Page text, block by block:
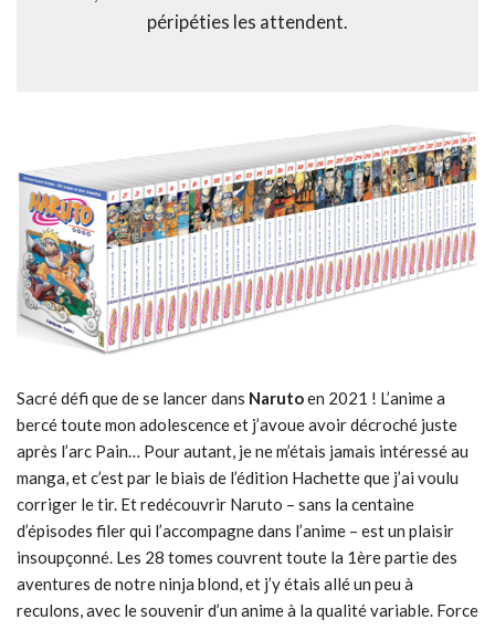
péripéties les attendent.
Sacré défi que de se lancer dans Narutoen 2021 ! L’anime a
bercé toute mon adolescence et j’avoue avoir décroché juste
après l’arc Pain… Pour autant, je ne m’étais jamais intéressé au
manga, et c’est par le biais de l’édition Hachette que j’ai voulu
corriger le tir. Et redécouvrir Naruto – sans la centaine
d’épisodes filer qui l’accompagne dans l’anime – est un plaisir
insoupçonné. Les 28 tomes couvrent toute la 1ère partie des
aventures de notre ninja blond, et j’y étais allé un peu à
reculons, avec le souvenir d’un anime à la qualité variable. Force